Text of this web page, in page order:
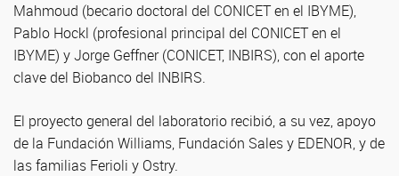
Mahmoud (becario doctoral del CONICET en el IBYME),
Pablo Hockl (profesional principal del CONICET en el
IBYME) y Jorge Geffner (CONICET, INBIRS), con el aporte
clave del Biobanco del INBIRS.
El proyecto general del laboratorio recibió, a su vez, apoyo
de la Fundación Williams, Fundación Sales y EDENOR, y de
las familias Ferioli y Ostry.